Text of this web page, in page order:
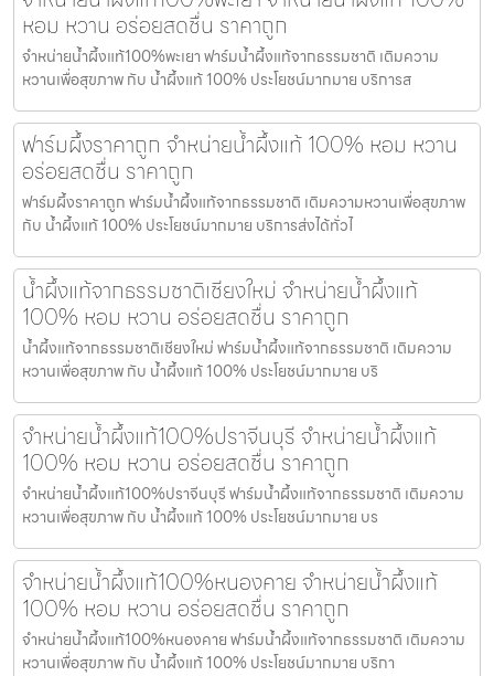
หอม หวาน อร่อยสดชื่น ราคาถูก
จำหน่ายน้ำผึ้งแท้100%พะเยา ฟาร์มน้ำผึ้งแท้จากธรรมชาติ เติมความ
หวานเพื่อสุขภาพ กับ น้ำผึ้งแท้ 100% ประโยชน์มากมาย บริการส
ฟาร์มผึ้งราคาถูก จำหน่ายน้ำผึ้งแท้ 100% หอม หวาน
อร่อยสดชื่น ราคาถูก
ฟาร์มผึ้งราคาถูก ฟาร์มน้ำผึ้งแท้จากธรรมชาติ เติมความหวานเพื่อสุขภาพ
กับ น้ำผึ้งแท้ 100% ประโยชน์มากมาย บริการส่งได้ทั่วไ
น้ำผึ้งแท้จากธรรมชาติเชียงใหม่ จำหน่ายน้ำผึ้งแท้
100% หอม หวาน อร่อยสดชื่น ราคาถูก
น้ำผึ้งแท้จากธรรมชาติเชียงใหม่ ฟาร์มน้ำผึ้งแท้จากธรรมชาติ เติมความ
หวานเพื่อสุขภาพ กับ น้ำผึ้งแท้ 100% ประโยชน์มากมาย บริ
จำหน่ายน้ำผึ้งแท้100%ปราจีนบุรี จำหน่ายน้ำผึ้งแท้
100% หอม หวาน อร่อยสดชื่น ราคาถูก
จำหน่ายน้ำผึ้งแท้100%ปราจีนบุรี ฟาร์มน้ำผึ้งแท้จากธรรมชาติ เติมความ
หวานเพื่อสุขภาพ กับ น้ำผึ้งแท้ 100% ประโยชน์มากมาย บร
จำหน่ายน้ำผึ้งแท้100%หนองคาย จำหน่ายน้ำผึ้งแท้
100% หอม หวาน อร่อยสดชื่น ราคาถูก
จำหน่ายน้ำผึ้งแท้100%หนองคาย ฟาร์มน้ำผึ้งแท้จากธรรมชาติ เติมความ
หวานเพื่อสุขภาพ กับ น้ำผึ้งแท้ 100% ประโยชน์มากมาย บริกา